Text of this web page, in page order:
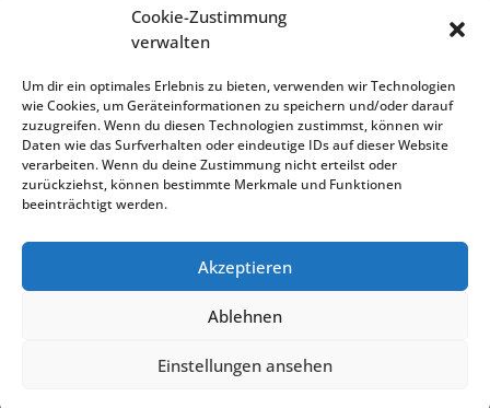
Cookie-Zustimmung
verwalten
Um dir ein optimales Erlebnis zu bieten, verwenden wir Technologien
wie Cookies, um Geräteinformationen zu speichern und/oder darauf
zuzugreifen. Wenn du diesen Technologien zustimmst, können wir
Daten wie das Surfverhalten oder eindeutige IDs auf dieser Website
verarbeiten. Wenn du deine Zustimmung nicht erteilst oder
zurückziehst, können bestimmte Merkmale und Funktionen
beeinträchtigt werden.
Akzeptieren
Ablehnen
Einstellungen ansehen
Anstehende Events
KEINE VERANSTALTUNGEN
Impressum
Datenschutzerklärung (EU)
Datenschutzerklärung
Haftungsausschluss
Cookie-Richtlinie (EU)
Satzung KVB